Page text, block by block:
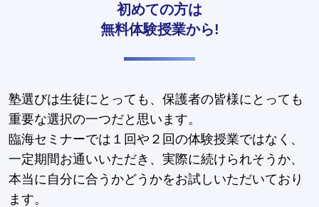
初めての方は
無料体験授業から!
塾選びは生徒にとっても、保護者の皆様にとっても
重要な選択の一つだと思います。
臨海セミナーでは１回や２回の体験授業ではなく、
一定期間お通いいただき、実際に続けられそうか、
本当に自分に合うかどうかをお試しいただいており
ます。